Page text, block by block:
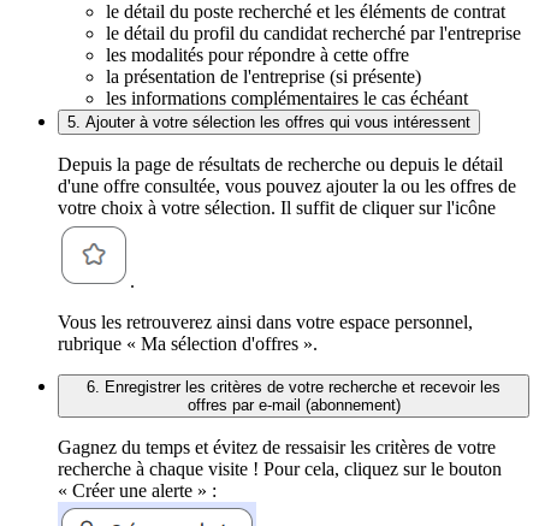
le détail du poste recherché et les éléments de contrat
le détail du profil du candidat recherché par l'entreprise
les modalités pour répondre à cette offre
la présentation de l'entreprise (si présente)
les informations complémentaires le cas échéant
5. Ajouter à votre sélection les offres qui vous intéressent
Depuis la page de résultats de recherche ou depuis le détail
d'une offre consultée, vous pouvez ajouter la ou les offres de
votre choix à votre sélection. Il suffit de cliquer sur l'icône
.
Vous les retrouverez ainsi dans votre espace personnel,
rubrique « Ma sélection d'offres ».
6. Enregistrer les critères de votre recherche et recevoir les
offres par e-mail (abonnement)
Gagnez du temps et évitez de ressaisir les critères de votre
recherche à chaque visite ! Pour cela, cliquez sur le bouton
« Créer une alerte » :